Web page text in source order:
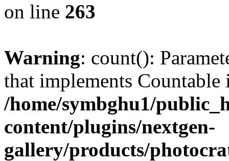
on line 263
Warning: count():
that implements Countable
/home/symbghu1/
content/plugins/nextgen-
gallery/products/